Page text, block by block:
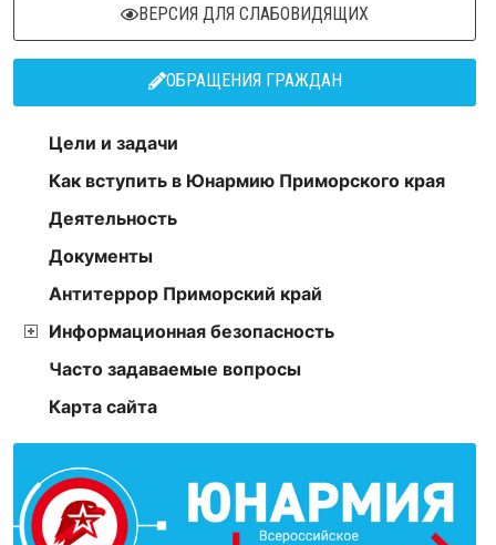
ВЕРСИЯ ДЛЯ СЛАБОВИДЯЩИХ
ОБРАЩЕНИЯ ГРАЖДАН
Цели и задачи
Как вступить в Юнармию Приморского края
Деятельность
Документы
Антитеррор Приморский край
Информационная безопасность
Часто задаваемые вопросы
Карта сайта